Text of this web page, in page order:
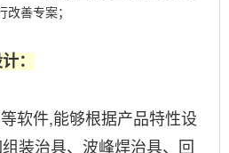
善专案；
：
软件,能够根据产品特性设
装治具、波峰焊治具、回